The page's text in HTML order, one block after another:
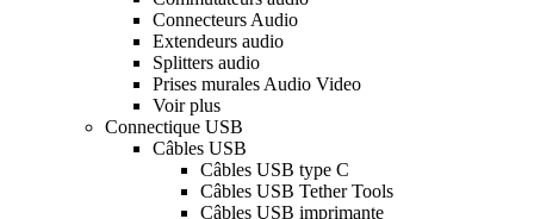
Connecteurs Audio
Extendeurs audio
Splitters audio
Prises murales Audio Video
Voir plus
Connectique USB
Câbles USB
Câbles USB type C
Câbles USB Tether Tools
Câbles USB imprimante